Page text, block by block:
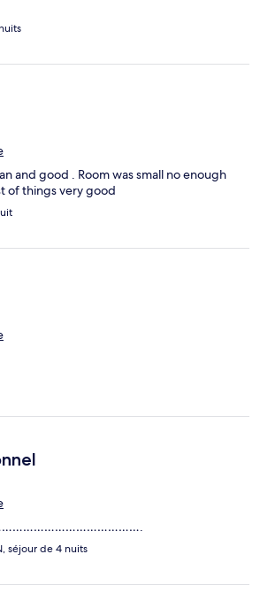
and good . Room was small no enough
of things very good
séjour de 4 nuits